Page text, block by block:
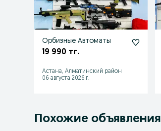
Орбизные Автоматы
19 990 тг.
Астана, Алматинский район
06 августа 2026 г.
Похожие объявления